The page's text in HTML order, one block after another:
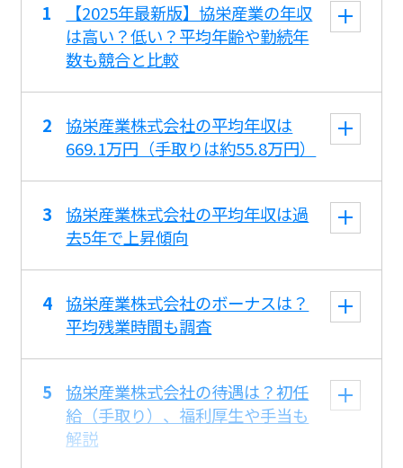
【2025年最新版】協栄産業の年収
は高い？低い？平均年齢や勤続年
数も競合と比較
協栄産業株式会社の平均年収は
669.1万円（手取りは約55.8万円）
協栄産業株式会社の平均年収は過
去5年で上昇傾向
協栄産業株式会社のボーナスは？
平均残業時間も調査
協栄産業株式会社の待遇は？初任
給（手取り）、福利厚生や手当も
解説